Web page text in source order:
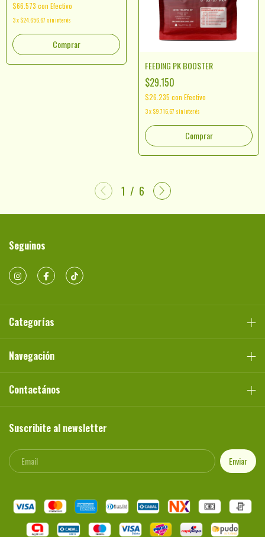
$66.573 con Efectivo
3x $24.656,67 sin interés
Comprar
FEEDING PK BOOSTER
$29.150
$26.235 con Efectivo
3x $9.716,67 sin interés
Comprar
1 / 6
Seguinos
Categorías
Navegación
Contactános
Suscribite al newsletter